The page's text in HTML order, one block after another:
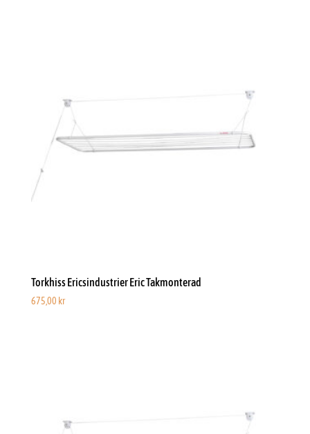
Torkhiss Ericsindustrier Eric Takmonterad
675,00 kr